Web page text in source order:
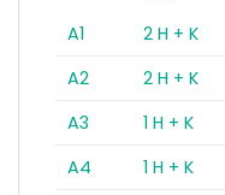
A1 2 H + K
A2
2 H + K
A3
1 H + K
A4
1 H + K